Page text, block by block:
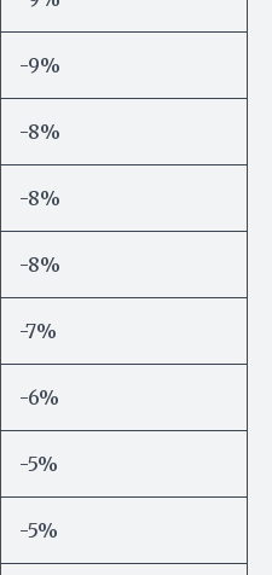
-9%
-8%
-8%
-8%
-7%
-6%
-5%
-5%